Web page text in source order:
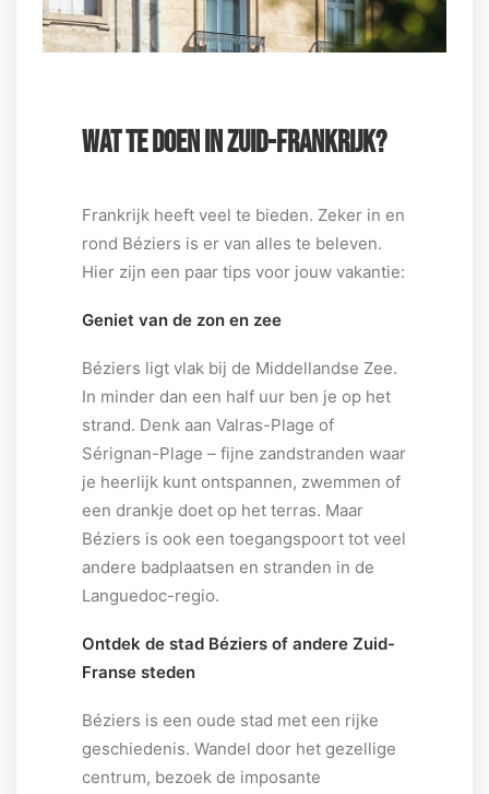
WAT TE DOEN IN ZUID-FRANKRIJK?
Frankrijk heeft veel te bieden. Zeker in en
rond Béziers is er van alles te beleven.
Hier zijn een paar tips voor jouw vakantie:
Geniet van de zon en zee
Béziers ligt vlak bij de Middellandse Zee.
In minder dan een half uur ben je op het
strand. Denk aan Valras-Plage of
Sérignan-Plage – fijne zandstranden waar
je heerlijk kunt ontspannen, zwemmen of
een drankje doet op het terras. Maar
Béziers is ook een toegangspoort tot veel
andere badplaatsen en stranden in de
Languedoc-regio.
Ontdek de stad Béziers of andere Zuid-
Franse steden
Béziers is een oude stad met een rijke
geschiedenis. Wandel door het gezellige
centrum, bezoek de imposante